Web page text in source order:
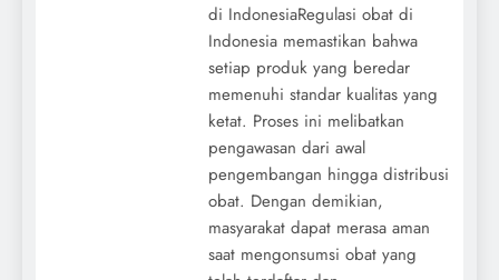
di IndonesiaRegulasi obat di
Indonesia memastikan bahwa
setiap produk yang beredar
memenuhi standar kualitas yang
ketat. Proses ini melibatkan
pengawasan dari awal
pengembangan hingga distribusi
obat. Dengan demikian,
masyarakat dapat merasa aman
saat mengonsumsi obat yang